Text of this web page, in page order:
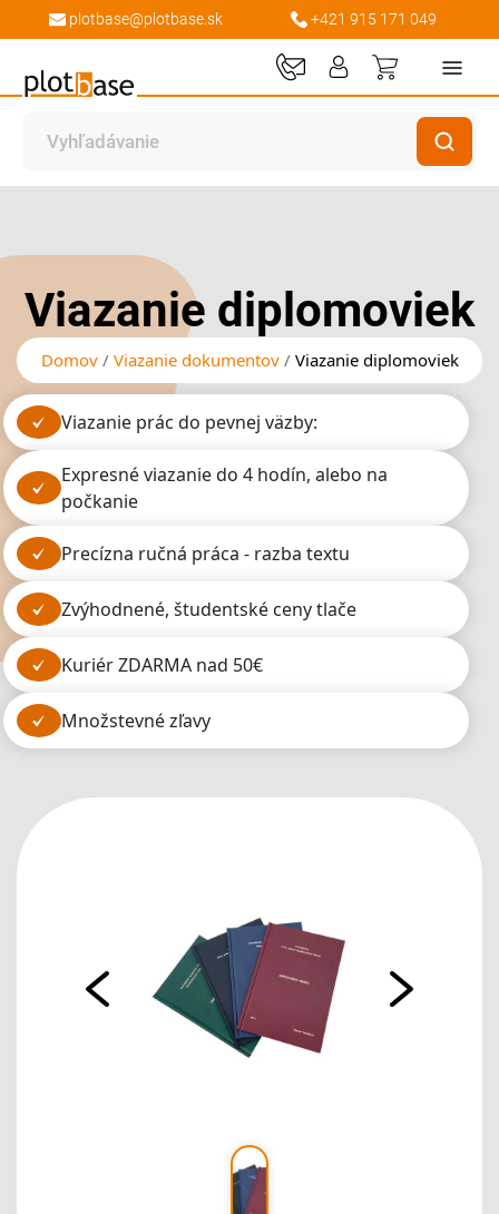
plotbase@plotbase.sk +421 915 171 049
Môj košík
galérie
obrázkov
Viazanie diplomoviek
Domov Viazanie dokumentov Viazanie diplomoviek
Viazanie prác do pevnej väzby:
expresné viazanie do 4 hodín, alebo na
počkanie
precízna ručná práca - razba textu
zvýhodnené, študentské ceny tlače
kuriér ZDARMA nad 50€
množstevné zľavy
galérie
obrázkov